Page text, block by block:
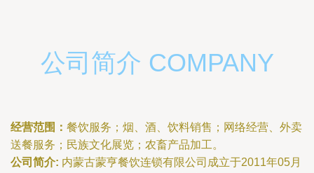
公司简介 COMPANY
经营范围： 餐饮服务；烟、酒、饮料销售；网络经营、外卖
送餐服务；民族文化展览；农畜产品加工。
公司简介: 内蒙古蒙亨餐饮连锁有限公司成立于2011年05月